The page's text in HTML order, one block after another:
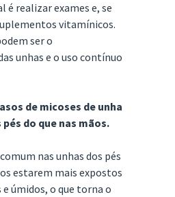
é realizar exames e, se
vitamínicos.
ser o
unhas e o uso contínuo
de micoses de unha
do que nas mãos.
nas unhas dos pés
estarem mais expostos
úmidos, o que torna o